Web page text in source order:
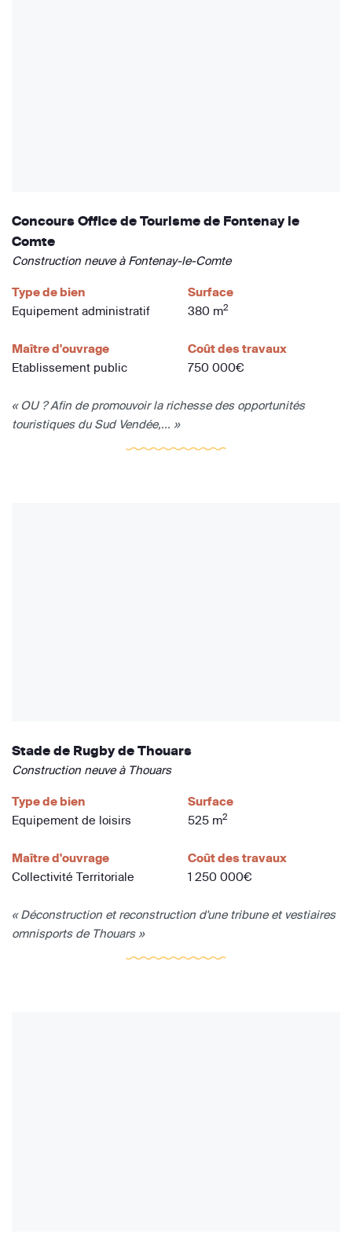
Concours Office de Tourisme de Fontenay le
Comte
Construction neuve à Fontenay-le-Comte
Type de bien
Equipement administratif
Surface
380 m2
Maître d'ouvrage
Etablissement public
Coût des travaux
750 000€
« OU ? Afin de promouvoir la richesse des opportunités
touristiques du Sud Vendée,... »
Stade de Rugby de Thouars
Construction neuve à Thouars
Type de bien
Equipement de loisirs
Surface
525 m2
Maître d'ouvrage
Collectivité Territoriale
Coût des travaux
1 250 000€
« Déconstruction et reconstruction d'une tribune et vestiaires
omnisports de Thouars »